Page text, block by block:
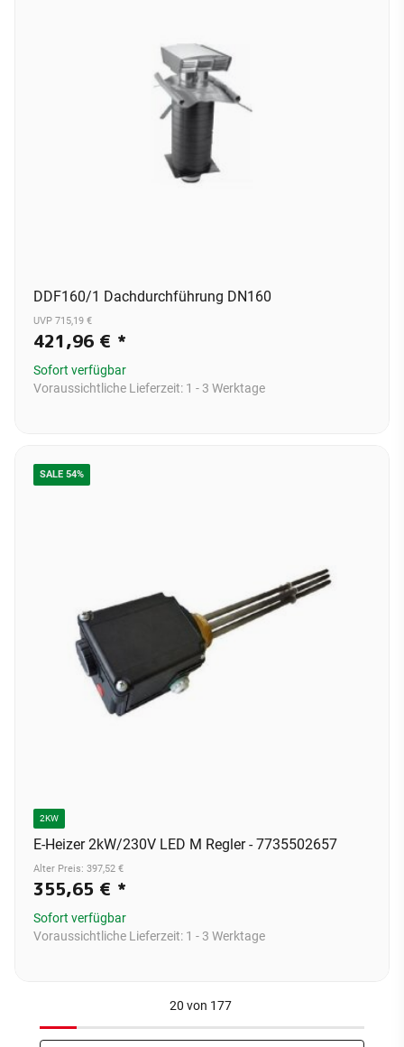
DDF160/1 Dachdurchführung DN160
UVP 715,19 €
421,96 € *
Sofort verfügbar
Voraussichtliche Lieferzeit: 1 - 3 Werktage
SALE 54%
2KW
E-Heizer 2kW/230V LED M Regler - 7735502657
Alter Preis: 397,52 €
355,65 € *
Sofort verfügbar
Voraussichtliche Lieferzeit: 1 - 3 Werktage
20 von 177